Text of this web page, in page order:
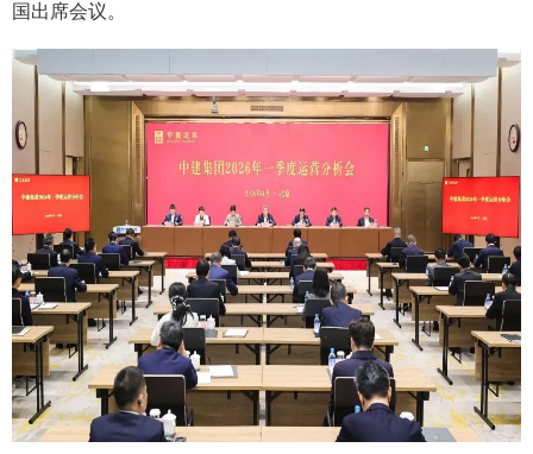
国出席会议。